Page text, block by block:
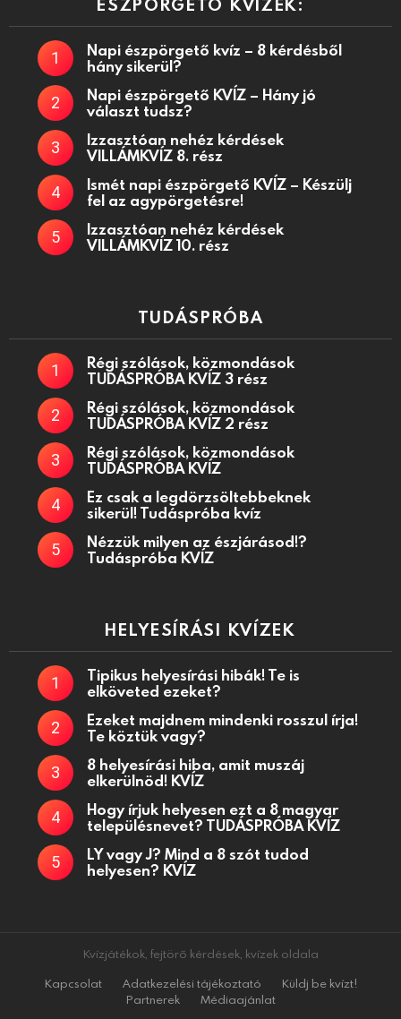
Napi észpörgető kvíz – 8 kérdésből
hány sikerül?
Napi észpörgető KVÍZ – Hány jó
választ tudsz?
Izzasztóan nehéz kérdések
VILLÁMKVÍZ 8. rész
Ismét napi észpörgető KVÍZ – Készülj
fel az agypörgetésre!
Izzasztóan nehéz kérdések
VILLÁMKVÍZ 10. rész
TUDÁSPRÓBA
Régi szólások, közmondások
TUDÁSPRÓBA KVÍZ 3 rész
Régi szólások, közmondások
TUDÁSPRÓBA KVÍZ 2 rész
Régi szólások, közmondások
TUDÁSPRÓBA KVÍZ
Ez csak a legdörzsöltebbeknek
sikerül! Tudáspróba kvíz
Nézzük milyen az észjárásod!?
Tudáspróba KVÍZ
HELYESÍRÁSI KVÍZEK
Tipikus helyesírási hibák! Te is
elköveted ezeket?
Ezeket majdnem mindenki rosszul írja!
Te köztük vagy?
8 helyesírási hiba, amit muszáj
elkerülnöd! KVÍZ
Hogy írjuk helyesen ezt a 8 magyar
településnevet? TUDÁSPRÓBA KVÍZ
LY vagy J? Mind a 8 szót tudod
helyesen? KVÍZ
Kvízjátékok, fejtörő kérdések, kvízek oldala
Kapcsolat
Adatkezelési tájékoztató
Küldj be kvízt!
Partnerek
Médiaajánlat